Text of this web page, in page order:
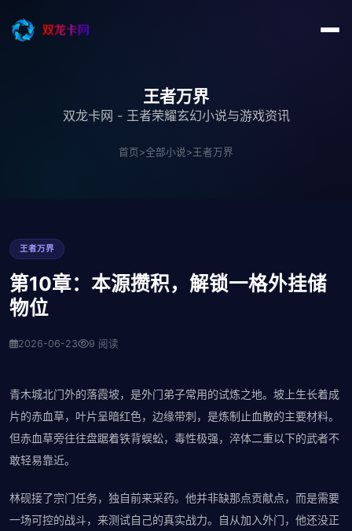
王者万界
双龙卡网 - 王者荣耀玄幻小说与游戏资讯
首页>全部小说>王者万界
王者万界
第10章：本源攒积，解锁一格外挂储
物位
2026-06-23 9 阅读
青木城北门外的落霞坡，是外门弟子常用的试炼之地。坡上生长着成
片的赤血草，叶片呈暗红色，边缘带刺，是炼制止血散的主要材料。
但赤血草旁往往盘踞着铁背蜈蚣，毒性极强，淬体二重以下的武者不
敢轻易靠近。
林砚接了宗门任务，独自前来采药。他并非缺那点贡献点，而是需要
一场可控的战斗，来测试自己的真实战力。自从加入外门，他还没正